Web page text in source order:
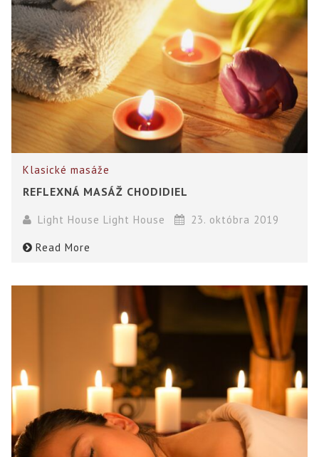
Klasické masáže
REFLEXNÁ MASÁŽ CHODIDIEL
Light House Light House 23. októbra 2019
Read More